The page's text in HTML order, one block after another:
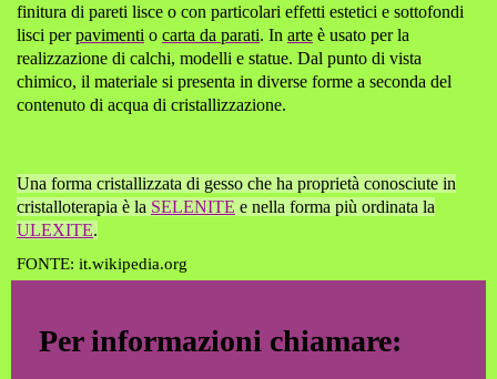
finitura di pareti lisce o con particolari effetti estetici e sottofondi
lisci perpavimenti o carta da parati. In arte è usato per la
realizzazione di calchi, modelli e statue. Dal punto di vista
chimico, il materiale si presenta in diverse forme a seconda del
contenuto di acqua di cristallizzazione.
Una forma cristallizzata di gesso che ha proprietà conosciute in
cristalloterapia è la SELENITE e nella forma più ordinata la
ULEXITE.
FONTE: it.wikipedia.org
Per informazioni chiamare: